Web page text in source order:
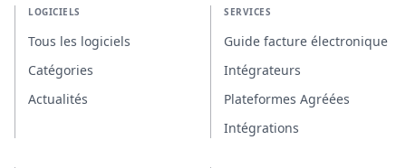
LOGICIELS
Tous les logiciels
Catégories
Actualités
SERVICES
Guide facture électronique
Intégrateurs
Plateformes Agréées
Intégrations